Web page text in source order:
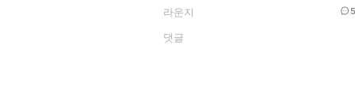
라운지
댓글
5